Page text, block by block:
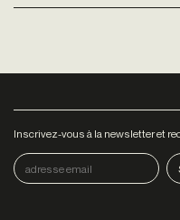
Inscrivez-vous à la newsletter et